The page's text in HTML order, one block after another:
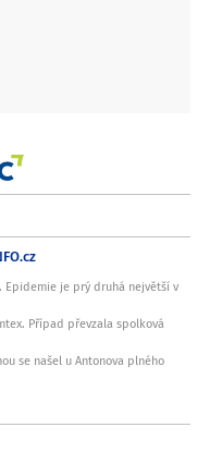
Epidemie je prý druhá největší v
Případ převzala spolková
se našel u Antonova plného